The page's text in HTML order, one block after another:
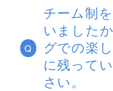
Q
チーム制
いました
グでの楽
に残って
さい。